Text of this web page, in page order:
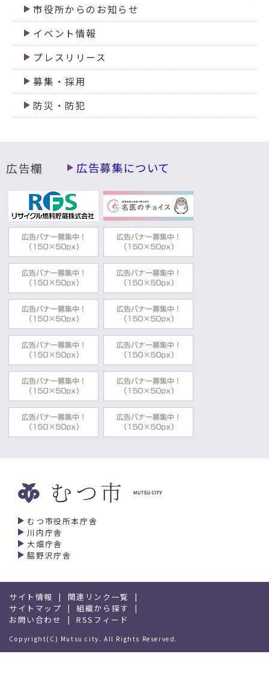
市役所からのお知らせ
イベント情報
プレスリリース
募集・採用
防災・防犯
広告欄 広告募集について
むつ市役所本庁舎
川内庁舎
大畑庁舎
脇野沢庁舎
サイト情報
関連リンク一覧
サイトマップ
組織から探す
お問い合わせ
RSSフィード
Copyright(C) Mutsu city. All Rights Reserved.